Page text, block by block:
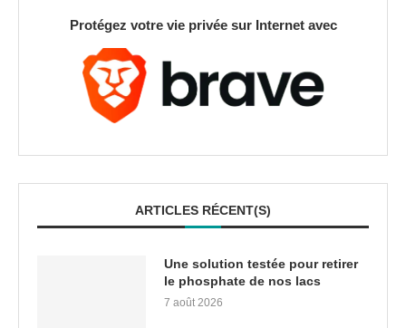
Protégez votre vie privée sur Internet avec
ARTICLES RÉCENT(S)
Une solution testée pour retirer
le phosphate de nos lacs
7 août 2026